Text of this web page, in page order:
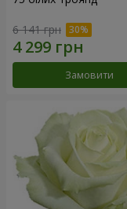
6 141 грн
Замовити